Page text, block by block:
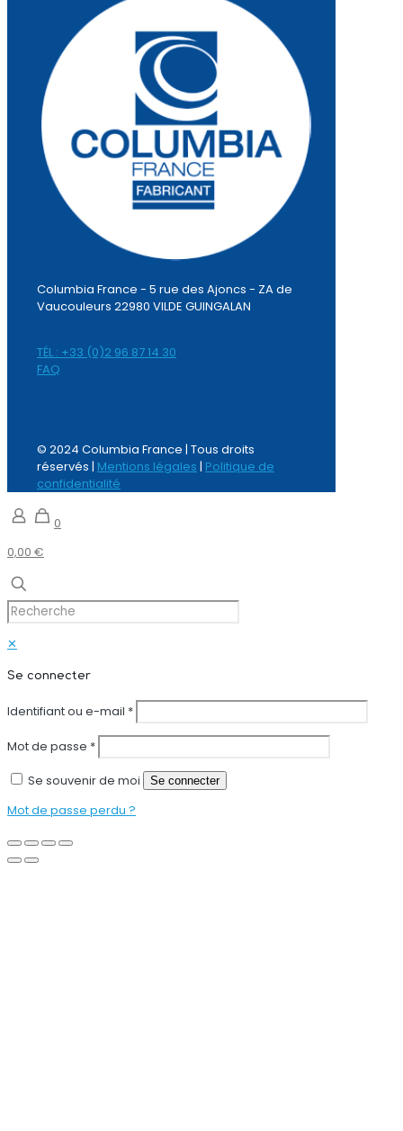
Columbia France - 5 rue des Ajoncs - ZA de
Vaucouleurs 22980 VILDE GUINGALAN
TÉL : +33 (0)2 96 87 14 30
FAQ
© 2024 Columbia France | Tous droits
réservés | Mentions légales | Politique de
confidentialité
0
0,00 €
✕
Se connecter
Identifiant ou e-mail *
Mot de passe *
Se souvenir de moi
Se connecter
Mot de passe perdu ?